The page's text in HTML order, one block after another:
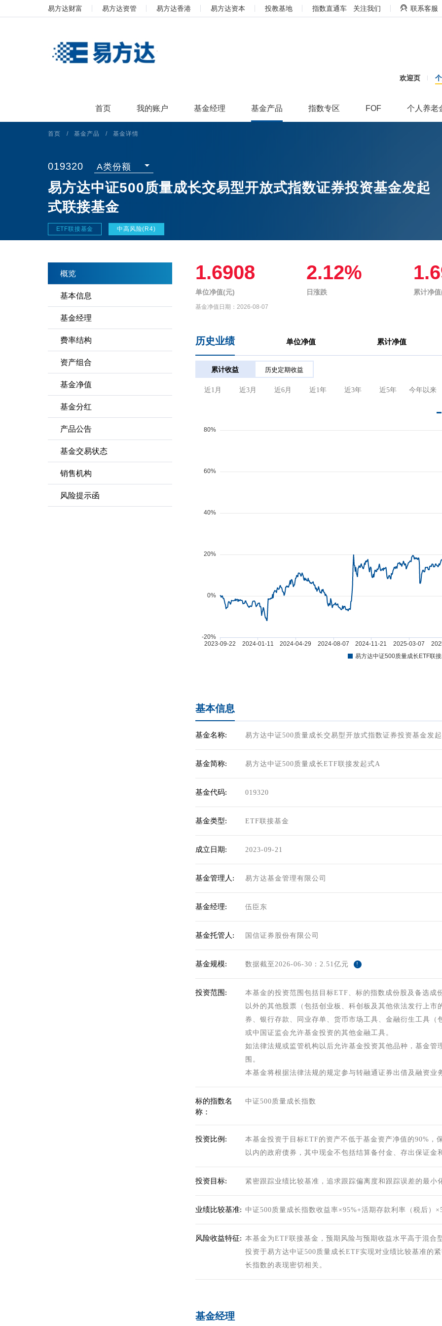
易方达财富 易方达资管 易方达香港 易方达资本 投教基地 指数直通车 关注我们 联系客服
欢迎页
首页 我的账户 基金经理 基金产品 指数专区 FOF 个人养老
首页 / 基金产品 / 基金详情
019320 A类份额
易方达中证500质量成长交易型开放式指数证券投资基金发起
式联接基金
ETF联接基金 中高风险(R4)
概览
基本信息
基金经理
费率结构
资产组合
基金净值
基金分红
产品公告
基金交易状态
销售机构
风险提示函
1.6908
单位净值(元)
2.12%
日涨跌 累计净
基金净值日期： 2026-08-07
历史业绩 单位净值 累计净值
累计收益 历史定期收益
近1月 近3月 近6月 近1年 近3年 近5年 今年以来
基本信息
基金名称: 易方达中证500质量成长交易型开放式指数证券投资基金发
基金简称: 易方达中证500质量成长ETF联接发起式A
基金代码: 019320
基金类型: ETF联接基金
成立日期: 2023-09-21
基金管理人: 易方达基金管理有限公司
基金经理: 伍臣东
基金托管人: 国信证券股份有限公司
基金规模: 数据截至2026-06-30：2.51亿元 !
投资范围:
本基金的投资范围包括目标ETF、标的指数成份股及备选成
以外的其他股票（包括创业板、科创板及其他依法发行上
券、银行存款、同业存单、货币市场工具、金融衍生工具
或中国证监会允许基金投资的其他金融工具。
如法律法规或监管机构以后允许基金投资其他品种，基金
围。
本基金将根据法律法规的规定参与转融通证券出借及融资业
标的指数名
称：
中证500质量成长指数
投资比例:
本基金投资于目标ETF的资产不低于基金资产净值的90%，
以内的政府债券，其中现金不包括结算备付金、存出保证金
投资目标: 紧密跟踪业绩比较基准，追求跟踪偏离度和跟踪误差的最小
业绩比较基准: 中证500质量成长指数收益率×95%+活期存款利率（税后）
风险收益特征: 本基金为ETF联接基金，预期风险与预期收益水平高于混合
投资于易方达中证500质量成长ETF实现对业绩比较基准的
长指数的表现密切相关。
基金经理